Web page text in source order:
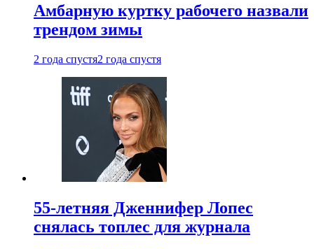
Амбарную куртку рабочего назвали
трендом зимы
2 года спустя2 года спустя
55-летняя Дженнифер Лопес
снялась топлес для журнала